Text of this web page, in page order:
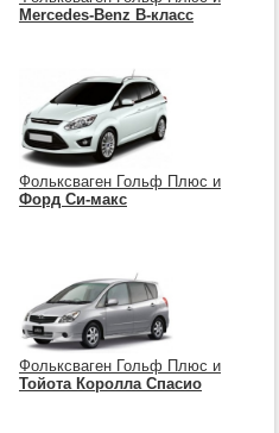
Mercedes-Benz B-класс
Фольксваген Гольф Плюс и
Форд Си-макс
Фольксваген Гольф Плюс и
Тойота Королла Спасио